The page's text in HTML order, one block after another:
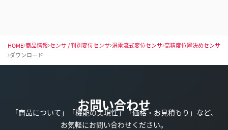
HOME 商品情報 センサ / 判別変位センサ 渦電流式変位センサ 高精度位置決めセンサ
ダウンロード
お問い合わせ
「商品について」「機能の実現性」「価格・お見積もり」など、
お気軽にお問い合わせください。